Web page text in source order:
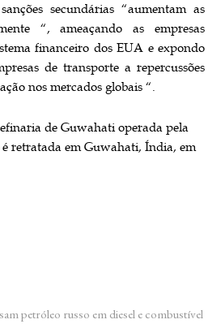
secundárias “aumentam as
“, ameaçando as empresas
financeiro dos EUA e expondo
de transporte a repercussões
nos mercados globais “.
petróleo russo em diesel e combustível